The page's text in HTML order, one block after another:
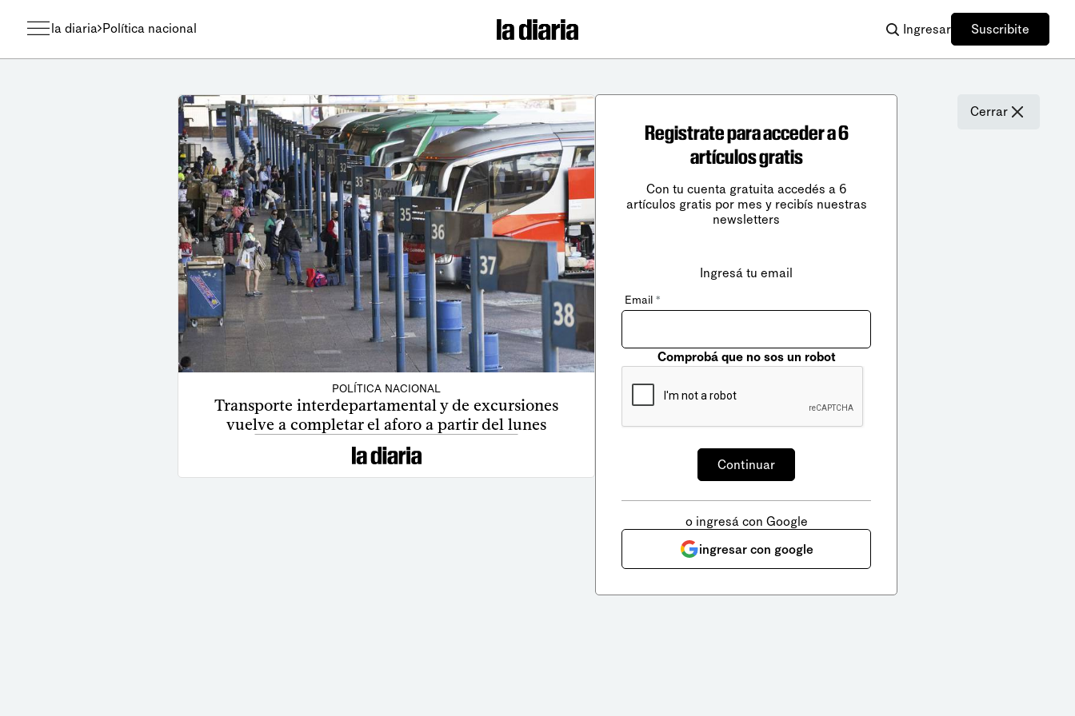
la diaria Política nacional Ingresar Suscribite
POLÍTICA NACIONAL
Transporte interdepartamental y de excursiones
vuelve a completar el aforo a partir del lunes
Cerrar
Registrate para acceder a 6
artículos gratis
Con tu cuenta gratuita accedés a 6
artículos gratis por mes y recibís nuestras
newsletters
Ingresá tu email
Email *
Comprobá que no sos un robot
o ingresá con Google
ingresar con google